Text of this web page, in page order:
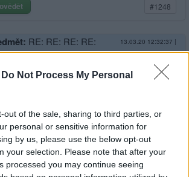
Do Not Process My Personal
out of the sale, sharing to third parties, or
personal or sensitive information for
by us, please use the below opt-out
your selection. Please note that after your
processed you may continue seeing
#1248
RE: RE: RE: RE:
13.03.20 12:32:37 |
#1252
o 1000 let dřív než ten tirolák...
#1252